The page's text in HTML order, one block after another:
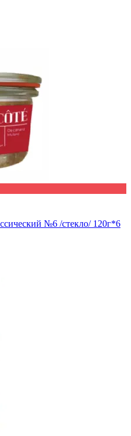
№6 /стекло/ 120г*6